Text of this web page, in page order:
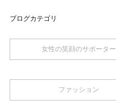
ブログカテゴリ
女性の笑顔のサポーター
ファッション